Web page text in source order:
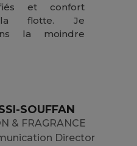
et confort
flotte. Je
la moindre
SOUFFAN
& FRAGRANCE
Director